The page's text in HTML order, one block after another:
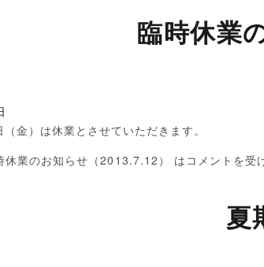
臨時休業
金）は休業とさせていただきます。
休業のお知らせ（2013.7.12） は コメントを受
夏